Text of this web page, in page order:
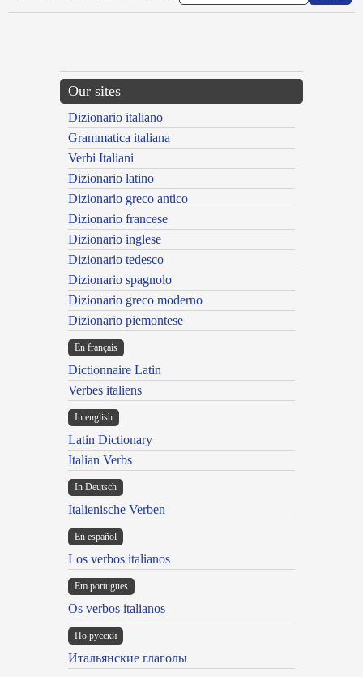
Our sites
Dizionario italiano
Grammatica italiana
Verbi Italiani
Dizionario latino
Dizionario greco antico
Dizionario francese
Dizionario inglese
Dizionario tedesco
Dizionario spagnolo
Dizionario greco moderno
Dizionario piemontese
En français
Dictionnaire Latin
Verbes italiens
In english
Latin Dictionary
Italian Verbs
In Deutsch
Italienische Verben
En español
Los verbos italianos
Em portugues
Os verbos italianos
По русски
Итальянские глаголы